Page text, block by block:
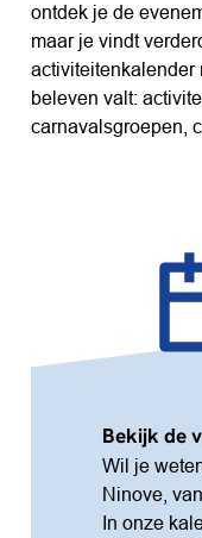
ontdek je de
maar je vindt
activiteitenkalender
beleven valt:
carnavalsgroepen,
Bekijk de
Wil je
Ninove,
In onze